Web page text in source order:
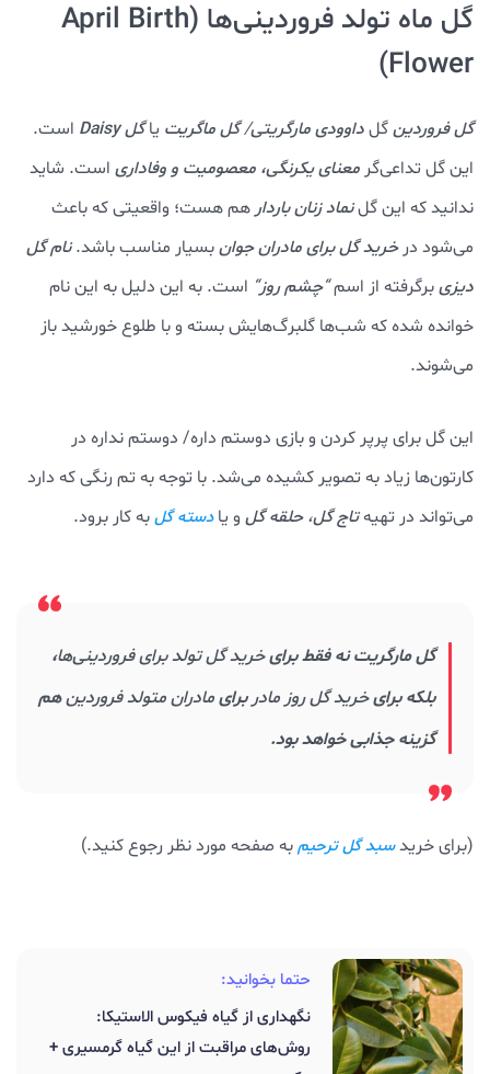
گل ماه تولد فروردینی‌ها (April Birth
Flower)
گل فروردینگلداوودی مارگریتی/گل ماگریت یاگل Daisy
است.
این گل تداعی‌گر معنای یکرنگی، معصومیت و وفاداری است. شاید
ندانید که این گلنماد زنان باردار هم هست؛ واقعیتی که باعث
می‌شود درخرید گل برای مادران جوانبسیار مناسب باشد.نام گل
دیزیبرگرفته از اسم“چشم روز“ است. به این دلیل به این نام
خوانده شده که شب‌ها گلبرگ‌هایش بسته و با طلوع خورشید باز
می‌شوند.
این گل برای پرپر کردن و بازی دوستم داره/ دوستم نداره در
کارتون‌ها زیاد به تصویر کشیده می‌شد. با توجه به تم رنگی که دارد
می‌تواند در تهیهتاج گل،حلقه گل و یادسته گلبه کار برود.
گل مارگریت نه فقط برایخرید گل تولد برای فروردینی‌ها،
بلکه برایخریدگل روز مادربرایمادران متولد فروردینهم
گزینه جذابی خواهد بود.
(برای خریدسبد گل ترحیمبه صفحه مورد نظر رجوع کنید.)
حتما بخوانید:
نگهداری از گیاه فیکوس الاستیکا:
روش‌های مراقبت از این گیاه گرمسیری +